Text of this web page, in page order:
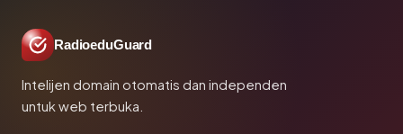
RadioeduGuard
Intelijen domain otomatis dan independen
untuk web terbuka.